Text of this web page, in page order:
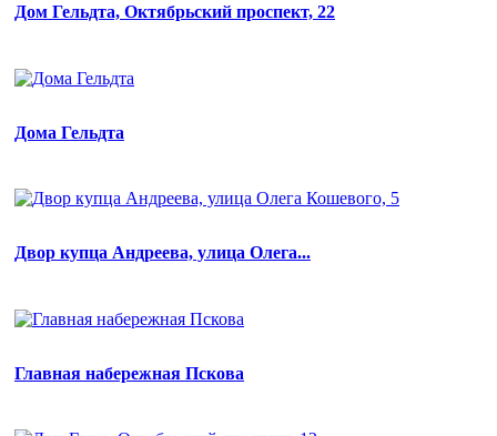
Дом Гельдта, Октябрьский проспект, 22
Дома Гельдта
Двор купца Андреева, улица Олега...
Главная набережная Пскова